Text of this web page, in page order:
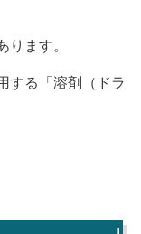
ります。
する「溶剤（ドラ